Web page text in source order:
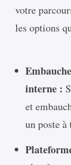
votre
les options
interne :
et
un poste